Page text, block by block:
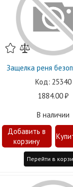
Защелка реня
25340
1884.00
В наличии
Перейти в